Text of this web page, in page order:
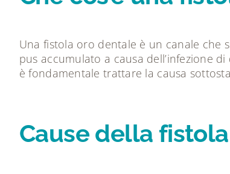
Una fistola oro dentale è un canale che
pus accumulato a causa dell’infezione
è fondamentale trattare la causa
Cause della